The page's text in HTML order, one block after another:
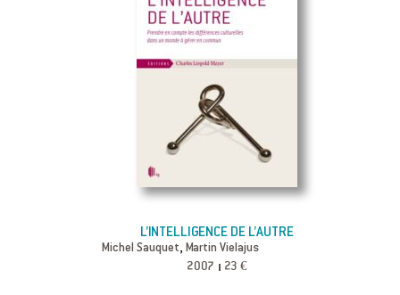
L’INTELLIGENCE DE L’AUTRE
Michel Sauquet, Martin Vielajus
2007 23 €